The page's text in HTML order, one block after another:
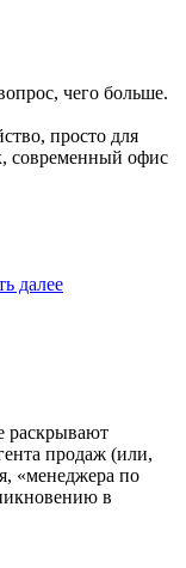
чего больше.
просто для
современный офис
далее
раскрывают
продаж (или,
«менеджера по
в